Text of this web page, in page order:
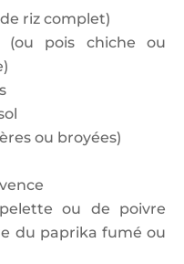
riz complet)
pois chiche ou
ou broyées)
ou de poivre
du paprika fumé ou